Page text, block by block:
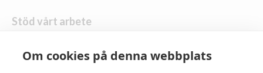
Stöd vårt arbete
Skänk en gåva
Om cookies på denna webbplats